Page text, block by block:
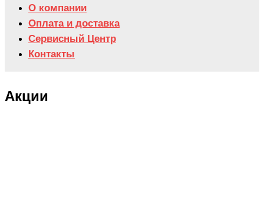
О компании
Оплата и доставка
Сервисный Центр
Контакты
Акции